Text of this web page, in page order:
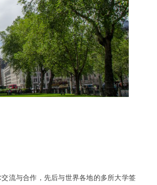
流与合作，先后与世界各地的多所大学签